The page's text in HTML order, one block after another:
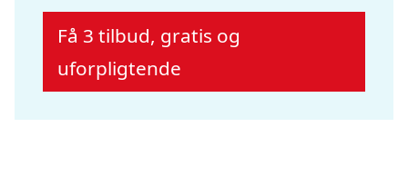
Få 3 tilbud, gratis og
uforpligtende